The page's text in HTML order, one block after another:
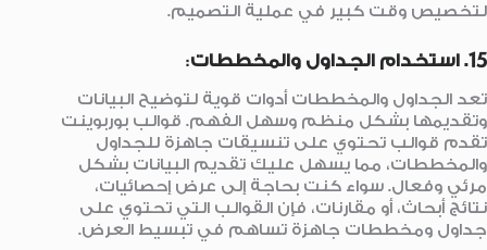
لتخصيص وقت كبير في عملية التصميم.
15. استخدام الجداول والمخططات :
تعد الجداول والمخططات أدوات قوية لتوضيح البيانات
وتقديمها بشكل منظم وسهل الفهم. قوالب بوربوينت
تقدم قوالب تحتوي على تنسيقات جاهزة للجداول
والمخططات، مما يسهل عليك تقديم البيانات بشكل
مرئي وفعال. سواء كنت بحاجة إلى عرض إحصائيات،
نتائج أبحاث، أو مقارنات، فإن القوالب التي تحتوي على
جداول ومخططات جاهزة تساهم في تبسيط العرض.